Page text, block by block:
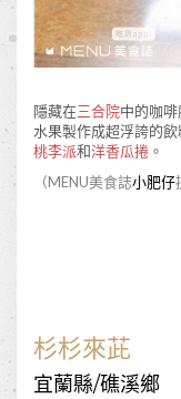
隱藏在三合院中的咖
水果製作成超浮誇的
桃李派和洋香瓜捲 。
（MENU美食誌小肥仔
杉杉來茈
宜蘭縣/礁溪鄉